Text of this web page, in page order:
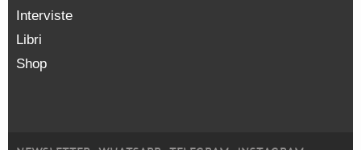
Interviste
Libri
Shop